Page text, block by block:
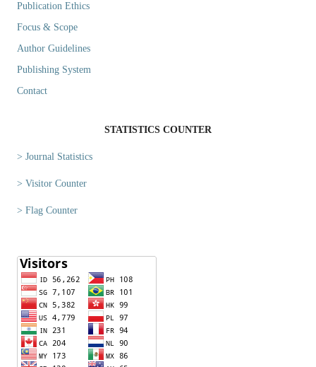
Publication Ethics
Focus & Scope
Author Guidelines
Publishing System
Contact
STATISTICS COUNTER
> Journal Statistics
> Visitor Counter
> Flag Counter